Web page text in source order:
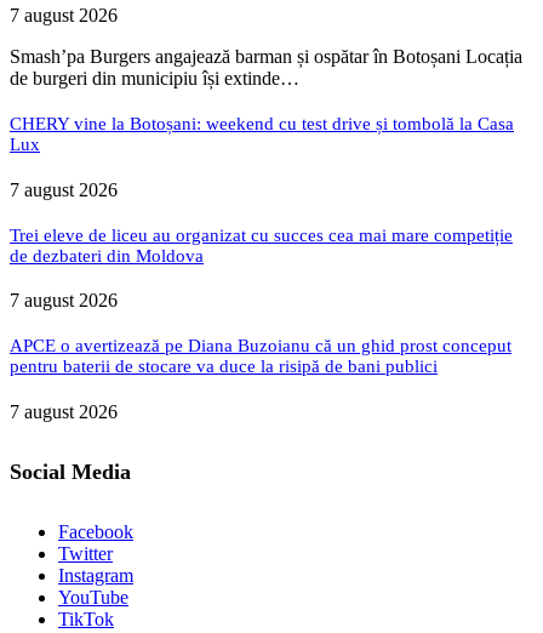
7 august 2026
Smash’pa Burgers angajează barman și ospătar în Botoșani Locația
de burgeri din municipiu își extinde…
CHERY vine la Botoșani: weekend cu test drive și tombolă la Casa
Lux
7 august 2026
Trei eleve de liceu au organizat cu succes cea mai mare competiție
de dezbateri din Moldova
7 august 2026
APCE o avertizează pe Diana Buzoianu că un ghid prost conceput
pentru baterii de stocare va duce la risipă de bani publici
7 august 2026
Social Media
Facebook
Twitter
Instagram
YouTube
TikTok